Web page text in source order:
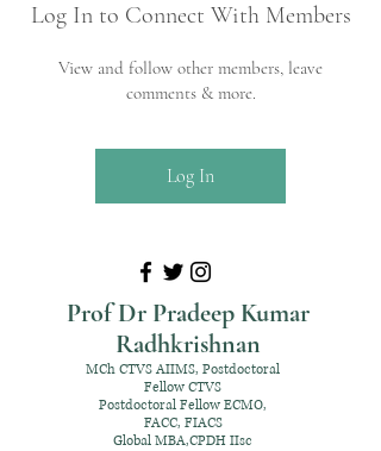
Prof Dr Pradeep Kumar
Radhkrishnan
Log In to Connect With Members
View and follow other members, leave
comments & more.
Log In
MCh CTVS AIIMS, Postdoctoral
Fellow CTVS
Postdoctoral Fellow ECMO,
FACC, FIACS
Global MBA,CPDH IIsc